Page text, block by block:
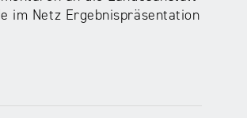
im Netz Ergebnispräsentation